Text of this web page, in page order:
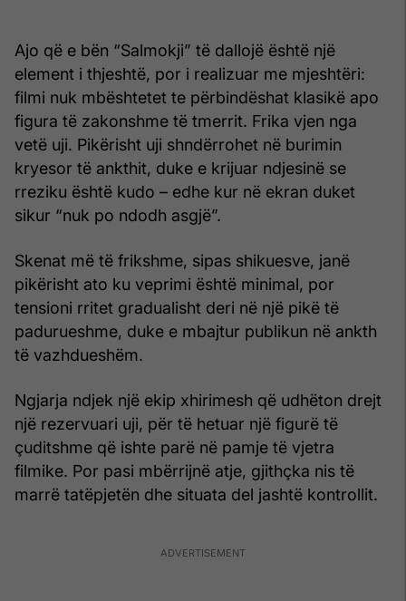
Ajo që e bën “Salmokji” të dallojë është një
element i thjeshtë, por i realizuar me mjeshtëri:
filmi nuk mbështetet te përbindëshat klasikë apo
figura të zakonshme të tmerrit. Frika vjen nga
vetë uji. Pikërisht uji shndërrohet në burimin
kryesor të ankthit, duke e krijuar ndjesinë se
rreziku është kudo – edhe kur në ekran duket
sikur “nuk po ndodh asgjë”.
Skenat më të frikshme, sipas shikuesve, janë
pikërisht ato ku veprimi është minimal, por
tensioni rritet gradualisht deri në një pikë të
padurueshme, duke e mbajtur publikun në ankth
të vazhdueshëm.
Ngjarja ndjek një ekip xhirimesh që udhëton drejt
një rezervuari uji, për të hetuar një figurë të
çuditshme që ishte parë në pamje të vjetra
filmike. Por pasi mbërrijnë atje, gjithçka nis të
marrë tatëpjetën dhe situata del jashtë kontrollit.